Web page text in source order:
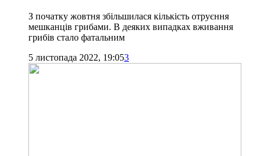
З початку жовтня збільшилася кількість отруєння
мешканців грибами. В деяких випадках вживання
грибів стало фатальним
5 листопада 2022, 19:053